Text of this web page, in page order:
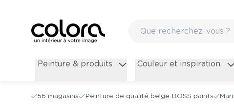
Peinture & produits Couleur et inspiration
56 magasins Peinture de qualité belge BOSS paints